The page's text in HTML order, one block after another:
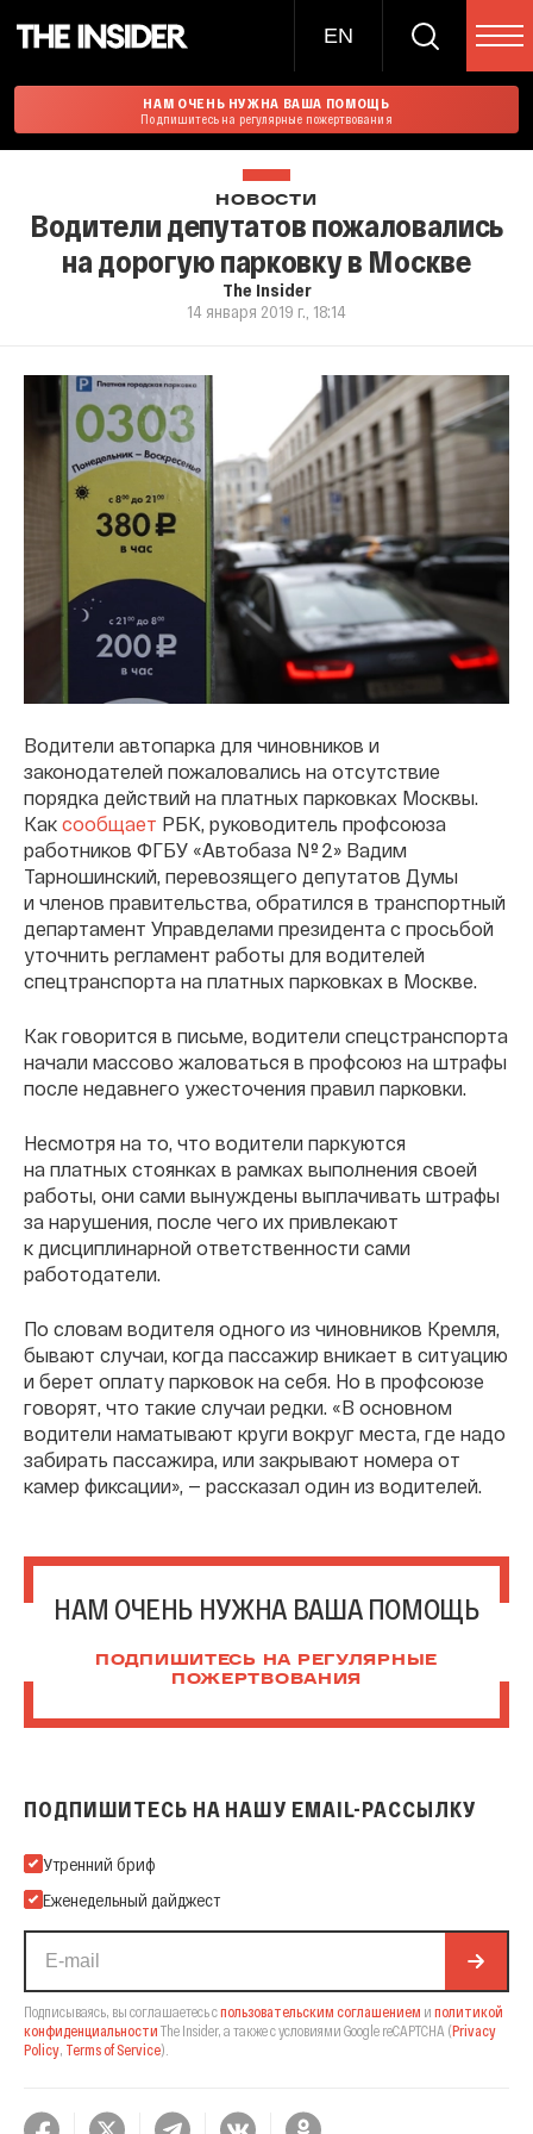
EN
НАМ ОЧЕНЬ НУЖНА ВАША ПОМОЩЬ
Подпишитесь на регулярные пожертвования
НОВОСТИ
Водители депутатов пожаловались
на дорогую парковку в Москве
The Insider
14 января 2019 г., 18:14
Водители автопарка для чиновников и
законодателей пожаловались на отсутствие
порядка действий на платных парковках Москвы.
Как сообщает РБК, руководитель профсоюза
работников ФГБУ «Автобаза № 2» Вадим
Тарношинский, перевозящего депутатов Думы
и членов правительства, обратился в транспортный
департамент Управделами президента с просьбой
уточнить регламент работы для водителей
спецтранспорта на платных парковках в Москве.
Как говорится в письме, водители спецстранспорта
начали массово жаловаться в профсоюз на штрафы
после недавнего ужесточения правил парковки.
Несмотря на то, что водители паркуются
на платных стоянках в рамках выполнения своей
работы, они сами вынуждены выплачивать штрафы
за нарушения, после чего их привлекают
к дисциплинарной ответственности сами
работодатели.
По словам водителя одного из чиновников Кремля,
бывают случаи, когда пассажир вникает в ситуацию
и берет оплату парковок на себя. Но в профсоюзе
говорят, что такие случаи редки. «В основном
водители наматывают круги вокруг места, где надо
забирать пассажира, или закрывают номера от
камер фиксации», — рассказал один из водителей.
НАМ ОЧЕНЬ НУЖНА ВАША ПОМОЩЬ
ПОДПИШИТЕСЬ НА РЕГУЛЯРНЫЕ
ПОЖЕРТВОВАНИЯ
ПОДПИШИТЕСЬ НА НАШУ EMAIL-РАССЫЛКУ
Подпишитесь на нашу Email-рассылку
Утренний бриф
Еженедельный дайджест
Подписываясь, вы соглашаетесь спользовательским соглашением и политикой
конфиденциальности The Insider, а также с условиями Google reCAPTCHA (Privacy
Policy, Terms of Service).